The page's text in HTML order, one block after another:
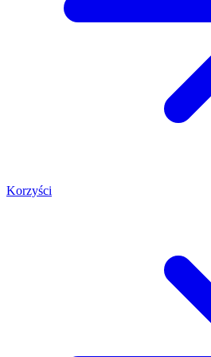
Korzyści